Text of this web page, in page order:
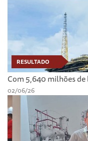
RESULTADO
Com 5,640 milhões
02/06/26